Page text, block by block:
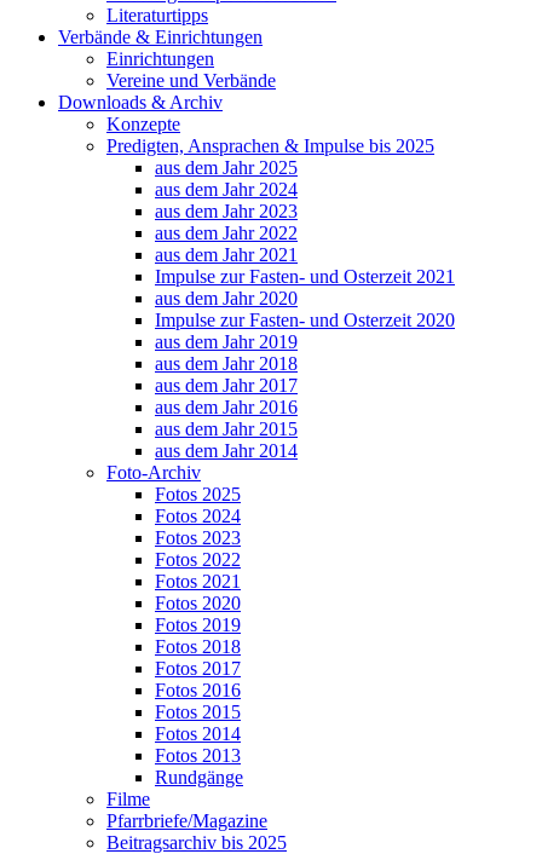
Literaturtipps
Verbände & Einrichtungen
Einrichtungen
Vereine und Verbände
Downloads & Archiv
Konzepte
Predigten, Ansprachen & Impulse bis 2025
aus dem Jahr 2025
aus dem Jahr 2024
aus dem Jahr 2023
aus dem Jahr 2022
aus dem Jahr 2021
Impulse zur Fasten- und Osterzeit 2021
aus dem Jahr 2020
Impulse zur Fasten- und Osterzeit 2020
aus dem Jahr 2019
aus dem Jahr 2018
aus dem Jahr 2017
aus dem Jahr 2016
aus dem Jahr 2015
aus dem Jahr 2014
Foto-Archiv
Fotos 2025
Fotos 2024
Fotos 2023
Fotos 2022
Fotos 2021
Fotos 2020
Fotos 2019
Fotos 2018
Fotos 2017
Fotos 2016
Fotos 2015
Fotos 2014
Fotos 2013
Rundgänge
Filme
Pfarrbriefe/Magazine
Beitragsarchiv bis 2025